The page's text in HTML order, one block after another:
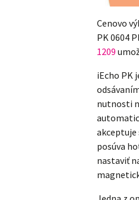
Cenovo
PK 0604
1209
iEcho PK
nutnosti
akceptuje
posúva
nastaviť